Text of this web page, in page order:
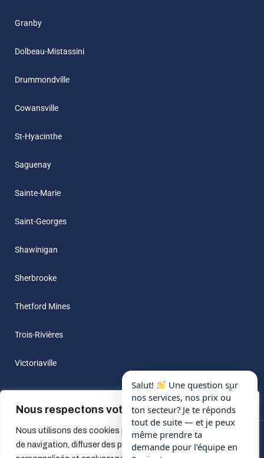
Nous respectons votre vie privée.
Nous utilisons des cookies pour améliorer votre expérience
de navigation, diffuser des publicités ou des contenus
Granby
Dolbeau-Mistassini
Drummondville
Cowansville
St-Hyacinthe
Saguenay
Sainte-Marie
Saint-Georges
Shawinigan
Sherbrooke
Thetford Mines
Trois-Rivières
Victoriaville
© 2022 All Rights Reserved by Beau-Frere A Louer
| Design by
makhjan
×
Salut!
Une question sur
nos services, nos prix ou
ton secteur? Je te réponds
tout de suite — et je peux
même prendre ta
demande pour l’équipe en